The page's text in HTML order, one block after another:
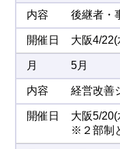
後継者・
大阪4/
5月
経営改善
大阪5/
※２部制